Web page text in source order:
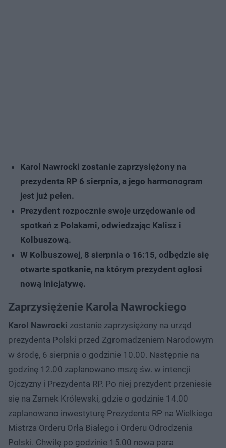
Karol Nawrocki zostanie zaprzysiężony na
prezydenta RP 6 sierpnia, a jego harmonogram
jest już pełen.
Prezydent rozpocznie swoje urzędowanie od
spotkań z Polakami, odwiedzając Kalisz i
Kolbuszową.
W Kolbuszowej, 8 sierpnia o 16:15, odbędzie się
otwarte spotkanie, na którym prezydent ogłosi
nową inicjatywę.
Zaprzysiężenie Karola Nawrockiego
Karol Nawrocki zostanie zaprzysiężony na urząd
prezydenta Polski przed Zgromadzeniem Narodowym
w środę, 6 sierpnia o godzinie 10.00. Następnie na
godzinę 12.00 zaplanowano mszę św. w intencji
Ojczyzny i Prezydenta RP. Po niej prezydent przeniesie
się na Zamek Królewski, gdzie o godzinie 14.00
zaplanowano inwestyturę Prezydenta RP na Wielkiego
Mistrza Orderu Orła Białego i Orderu Odrodzenia
Polski. Chwilę po godzinie 15.00 nowa para